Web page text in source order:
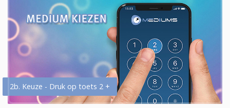
2b. Keuze - Druk op toets 2 +